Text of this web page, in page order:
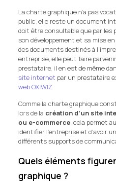
La charte graphique n’a pas
public, elle reste un document
doit être consultable que par les
son développement et sa mise
des documents destinés à
entreprise, elle peut faire
prestataire, il en est de même
site internet par un prestataire
web OXIWIZ.
Comme la charte graphique
lors de la création d’un site
ou e-commerce, cela permet
identifier l’entreprise et d’avoir
différents supports de
Quels éléments
graphique ?